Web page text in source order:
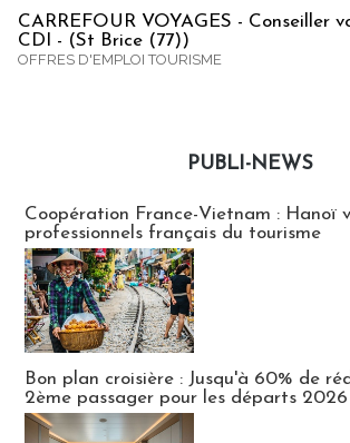
CARREFOUR VOYAGES - Conseiller
CDI - (St Brice (77))
OFFRES D'EMPLOI TOURISME
PUBLI-NEWS
Coopération France-Vietnam : Hanoï
professionnels français du tourisme
Bon plan croisière : Jusqu'à 60% de
2ème passager pour les départs 2026